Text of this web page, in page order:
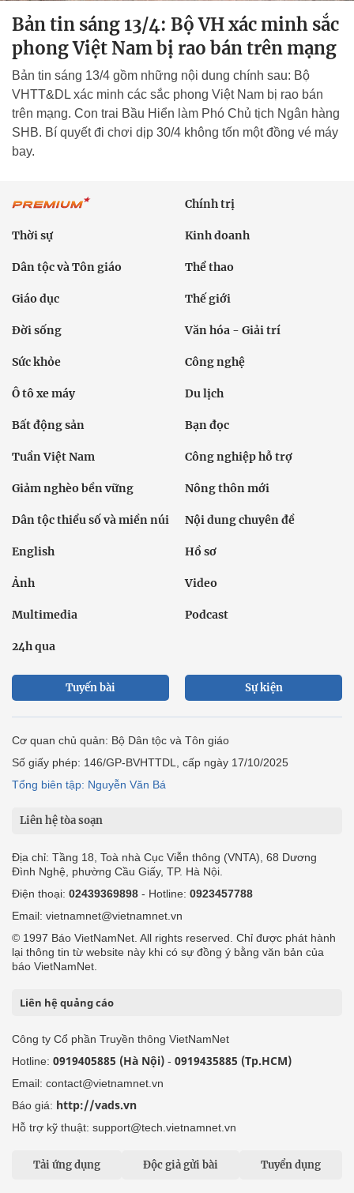
Bản tin sáng 13/4: Bộ VH xác minh sắc
phong Việt Nam bị rao bán trên mạng
Bản tin sáng 13/4 gồm những nội dung chính sau: Bộ
VHTT&DL xác minh các sắc phong Việt Nam bị rao bán
trên mạng. Con trai Bầu Hiển làm Phó Chủ tịch Ngân hàng
SHB. Bí quyết đi chơi dịp 30/4 không tốn một đồng vé máy
bay.
Chính trị
Thời sự Kinh doanh
Dân tộc và Tôn giáo Thể thao
Giáo dục Thế giới
Đời sống Văn hóa - Giải trí
Sức khỏe Công nghệ
Ô tô xe máy Du lịch
Bất động sản Bạn đọc
Tuần Việt Nam Công nghiệp hỗ trợ
Giảm nghèo bền vững Nông thôn mới
Dân tộc thiểu số và miền núi Nội dung chuyên đề
English Hồ sơ
Ảnh Video
Multimedia Podcast
24h qua
Tuyến bài Sự kiện
Cơ quan chủ quản: Bộ Dân tộc và Tôn giáo
Số giấy phép: 146/GP-BVHTTDL, cấp ngày 17/10/2025
Tổng biên tập: Nguyễn Văn Bá
Liên hệ tòa soạn
Địa chỉ: Tầng 18, Toà nhà Cục Viễn thông (VNTA), 68 Dương
Đình Nghệ, phường Cầu Giấy, TP. Hà Nội.
Điện thoại: 02439369898 - Hotline: 0923457788
Email: vietnamnet@vietnamnet.vn
© 1997 Báo VietNamNet. All rights reserved. Chỉ được phát hành
lại thông tin từ website này khi có sự đồng ý bằng văn bản của
báo VietNamNet.
Liên hệ quảng cáo
Công ty Cổ phần Truyền thông VietNamNet
Hotline: 0919405885 (Hà Nội) - 0919435885 (Tp.HCM)
Email: contact@vietnamnet.vn
Báo giá: http://vads.vn
Hỗ trợ kỹ thuật: support@tech.vietnamnet.vn
Tải ứng dụng Độc giả gửi bài Tuyển dụng